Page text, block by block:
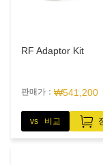
RF Adaptor Kit
판매가： ₩541,200
vs 비교